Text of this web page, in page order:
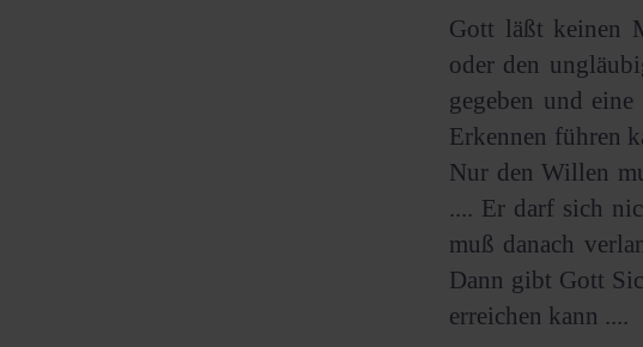
Gott läßt keinen
oder den
gegeben und
Erkennen führen
Nur den Willen
.... Er darf sich
muß danach
Dann gibt Gott
erreichen kann ....